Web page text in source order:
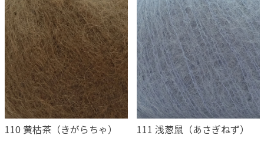
110 黄枯茶（きがらちゃ） 111 浅葱鼠（あさぎねず）